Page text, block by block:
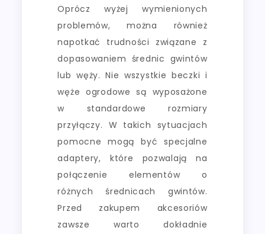
Oprócz wyżej wymienionych
problemów, można również
napotkać trudności związane z
dopasowaniem średnic gwintów
lub węży. Nie wszystkie beczki i
węże ogrodowe są wyposażone
w standardowe rozmiary
przyłączy. W takich sytuacjach
pomocne mogą być specjalne
adaptery, które pozwalają na
połączenie elementów o
różnych średnicach gwintów.
Przed zakupem akcesoriów
zawsze warto dokładnie